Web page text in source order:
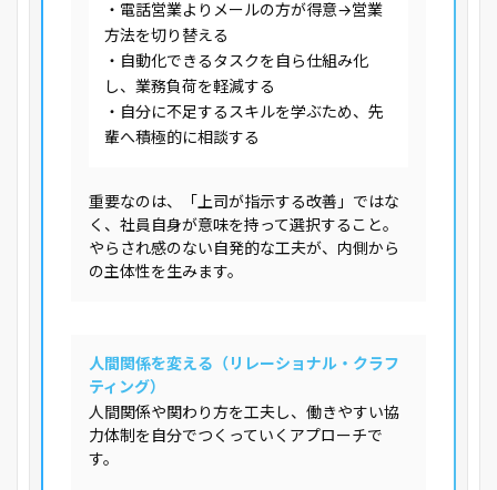
・電話営業よりメールの方が得意→営業
方法を切り替える
・自動化できるタスクを自ら仕組み化
し、業務負荷を軽減する
・自分に不足するスキルを学ぶため、先
輩へ積極的に相談する
重要なのは、「上司が指示する改善」ではな
く、社員自身が意味を持って選択すること。
やらされ感のない自発的な工夫が、内側から
の主体性を生みます。
人間関係を変える（リレーショナル・クラフ
ティング）
人間関係や関わり方を工夫し、働きやすい協
力体制を自分でつくっていくアプローチで
す。